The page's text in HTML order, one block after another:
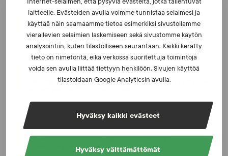
Internet-selaimen, että pysyviä evästeitä, jotka tallentuvat
laitteelle. Evästeiden avulla voimme tunnistaa selaimesi ja
käyttää näin saamaamme tietoa esimerkiksi sivustollamme
vierailevien selaimien laskemiseen sekä sivustomme käytön
analysointiin, kuten tilastolliseen seurantaan. Kaikki kerätty
tieto on nimetöntä, eikä verkossa suoritettuja toimintoja
voida sen avulla liittää tiettyyn henkilöön. Sivujen käyttöä
tilastoidaan Google Analyticsin avulla.
Hyväksy kaikki evästeet
Hyväksy välttämättömät
Iljukov SUEKin lääketieteelliseksi asiantuntijaksi
UUTISET - 16.7.2026
Dopingrikkomuspäätösten julkistaminen: kysymyksiä
SUEKin sivuilla uusi blogisarja urheilun ja
väkivaltaisten alakulttuurien suhteesta